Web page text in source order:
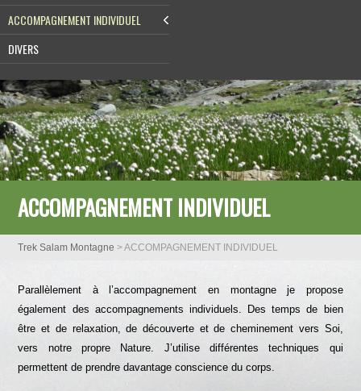
ACCOMPAGNEMENT INDIVIDUEL
DIVERS
ACCOMPAGNEMENT INDIVIDUEL
Trek Salam Montagne >ACCOMPAGNEMENT INDIVIDUEL
Parallèlement à l’accompagnement en montagne je propose
également des accompagnements individuels. Des temps de bien
être et de relaxation, de découverte et de cheminement vers Soi,
vers notre propre Nature. J’utilise différentes techniques qui
permettent de prendre davantage conscience du corps.